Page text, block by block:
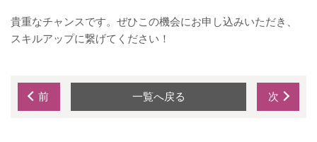
貴重なチャンスです。ぜひこの機会にお申し込みいただき、
スキルアップに繋げてください！
前 一覧へ戻る 次